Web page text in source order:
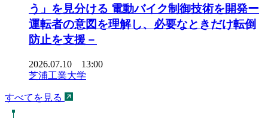
う」を見分ける 電動バイク制御技術を開発ー
運転者の意図を理解し、必要なときだけ転倒
防止を支援－
2026.07.10 13:00
芝浦工業大学
すべてを見る